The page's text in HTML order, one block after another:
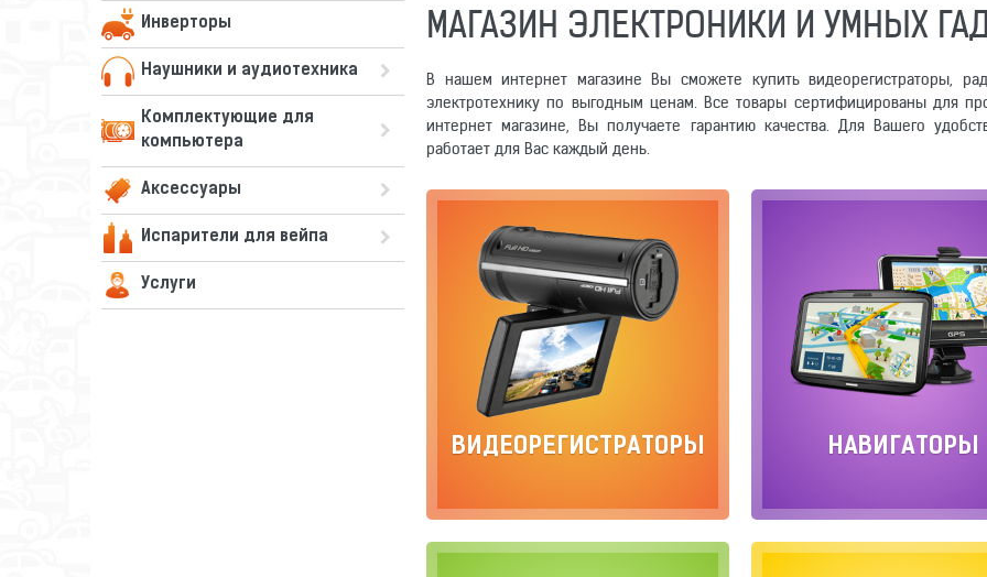
Инверторы
Наушники и аудиотехника
Комплектующие для
компьютера
Аксессуары
Испарители для вейпа
Услуги
МАГАЗИН ЭЛЕКТРОНИКИ И УМНЫХ
В нашем интернет магазине Вы сможете купить видеорегистраторы,
электротехнику по выгодным ценам. Все товары сертифицированы для
интернет магазине, Вы получаете гарантию качества. Для Вашего
работает для Вас каждый день.
ВИДЕОРЕГИСТРАТОРЫ НАВИГАТОРЫ